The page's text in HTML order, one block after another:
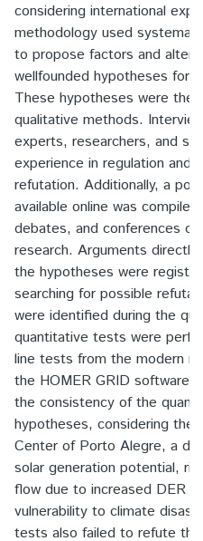
considering international
methodology used
to propose factors and
wellfounded hypotheses for
These hypotheses were
qualitative methods.
experts, researchers, and
experience in regulation and
refutation. Additionally, a
available online was
debates, and conferences
research. Arguments
the hypotheses were
searching for possible
were identified during the
quantitative tests were
line tests from the modern
the HOMER GRID
the consistency of the
hypotheses, considering
Center of Porto Alegre, a
solar generation potential,
flow due to increased DER
vulnerability to climate
tests also failed to refute